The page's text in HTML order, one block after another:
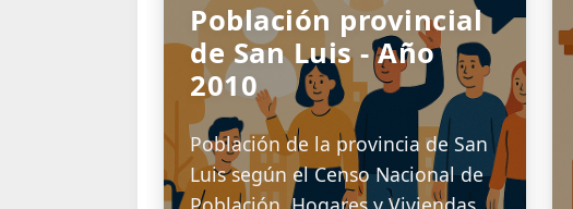
IPC SAN LUIS - ENERO
2018
INFORME IPC - ENERO 2018
16/02/2018